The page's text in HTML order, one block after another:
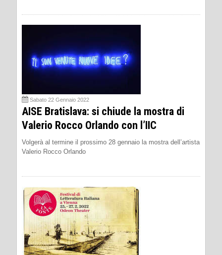
Sabato 22 Gennaio 2022
AISE Bratislava: si chiude la mostra di
Valerio Rocco Orlando con l’IIC
Volgerà al termine il prossimo 28 gennaio la mostra dell’artista
Valerio Rocco Orlando